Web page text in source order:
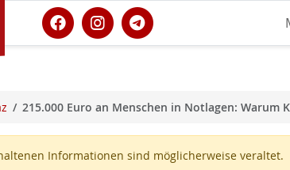
215.000 Euro an Menschen in Notlagen:
Informationen sind möglicherweise veraltet.